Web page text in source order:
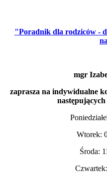
"Poradnik dla rodziców -
mgr
zaprasza na indywidualne
Wtorek:
Środa: